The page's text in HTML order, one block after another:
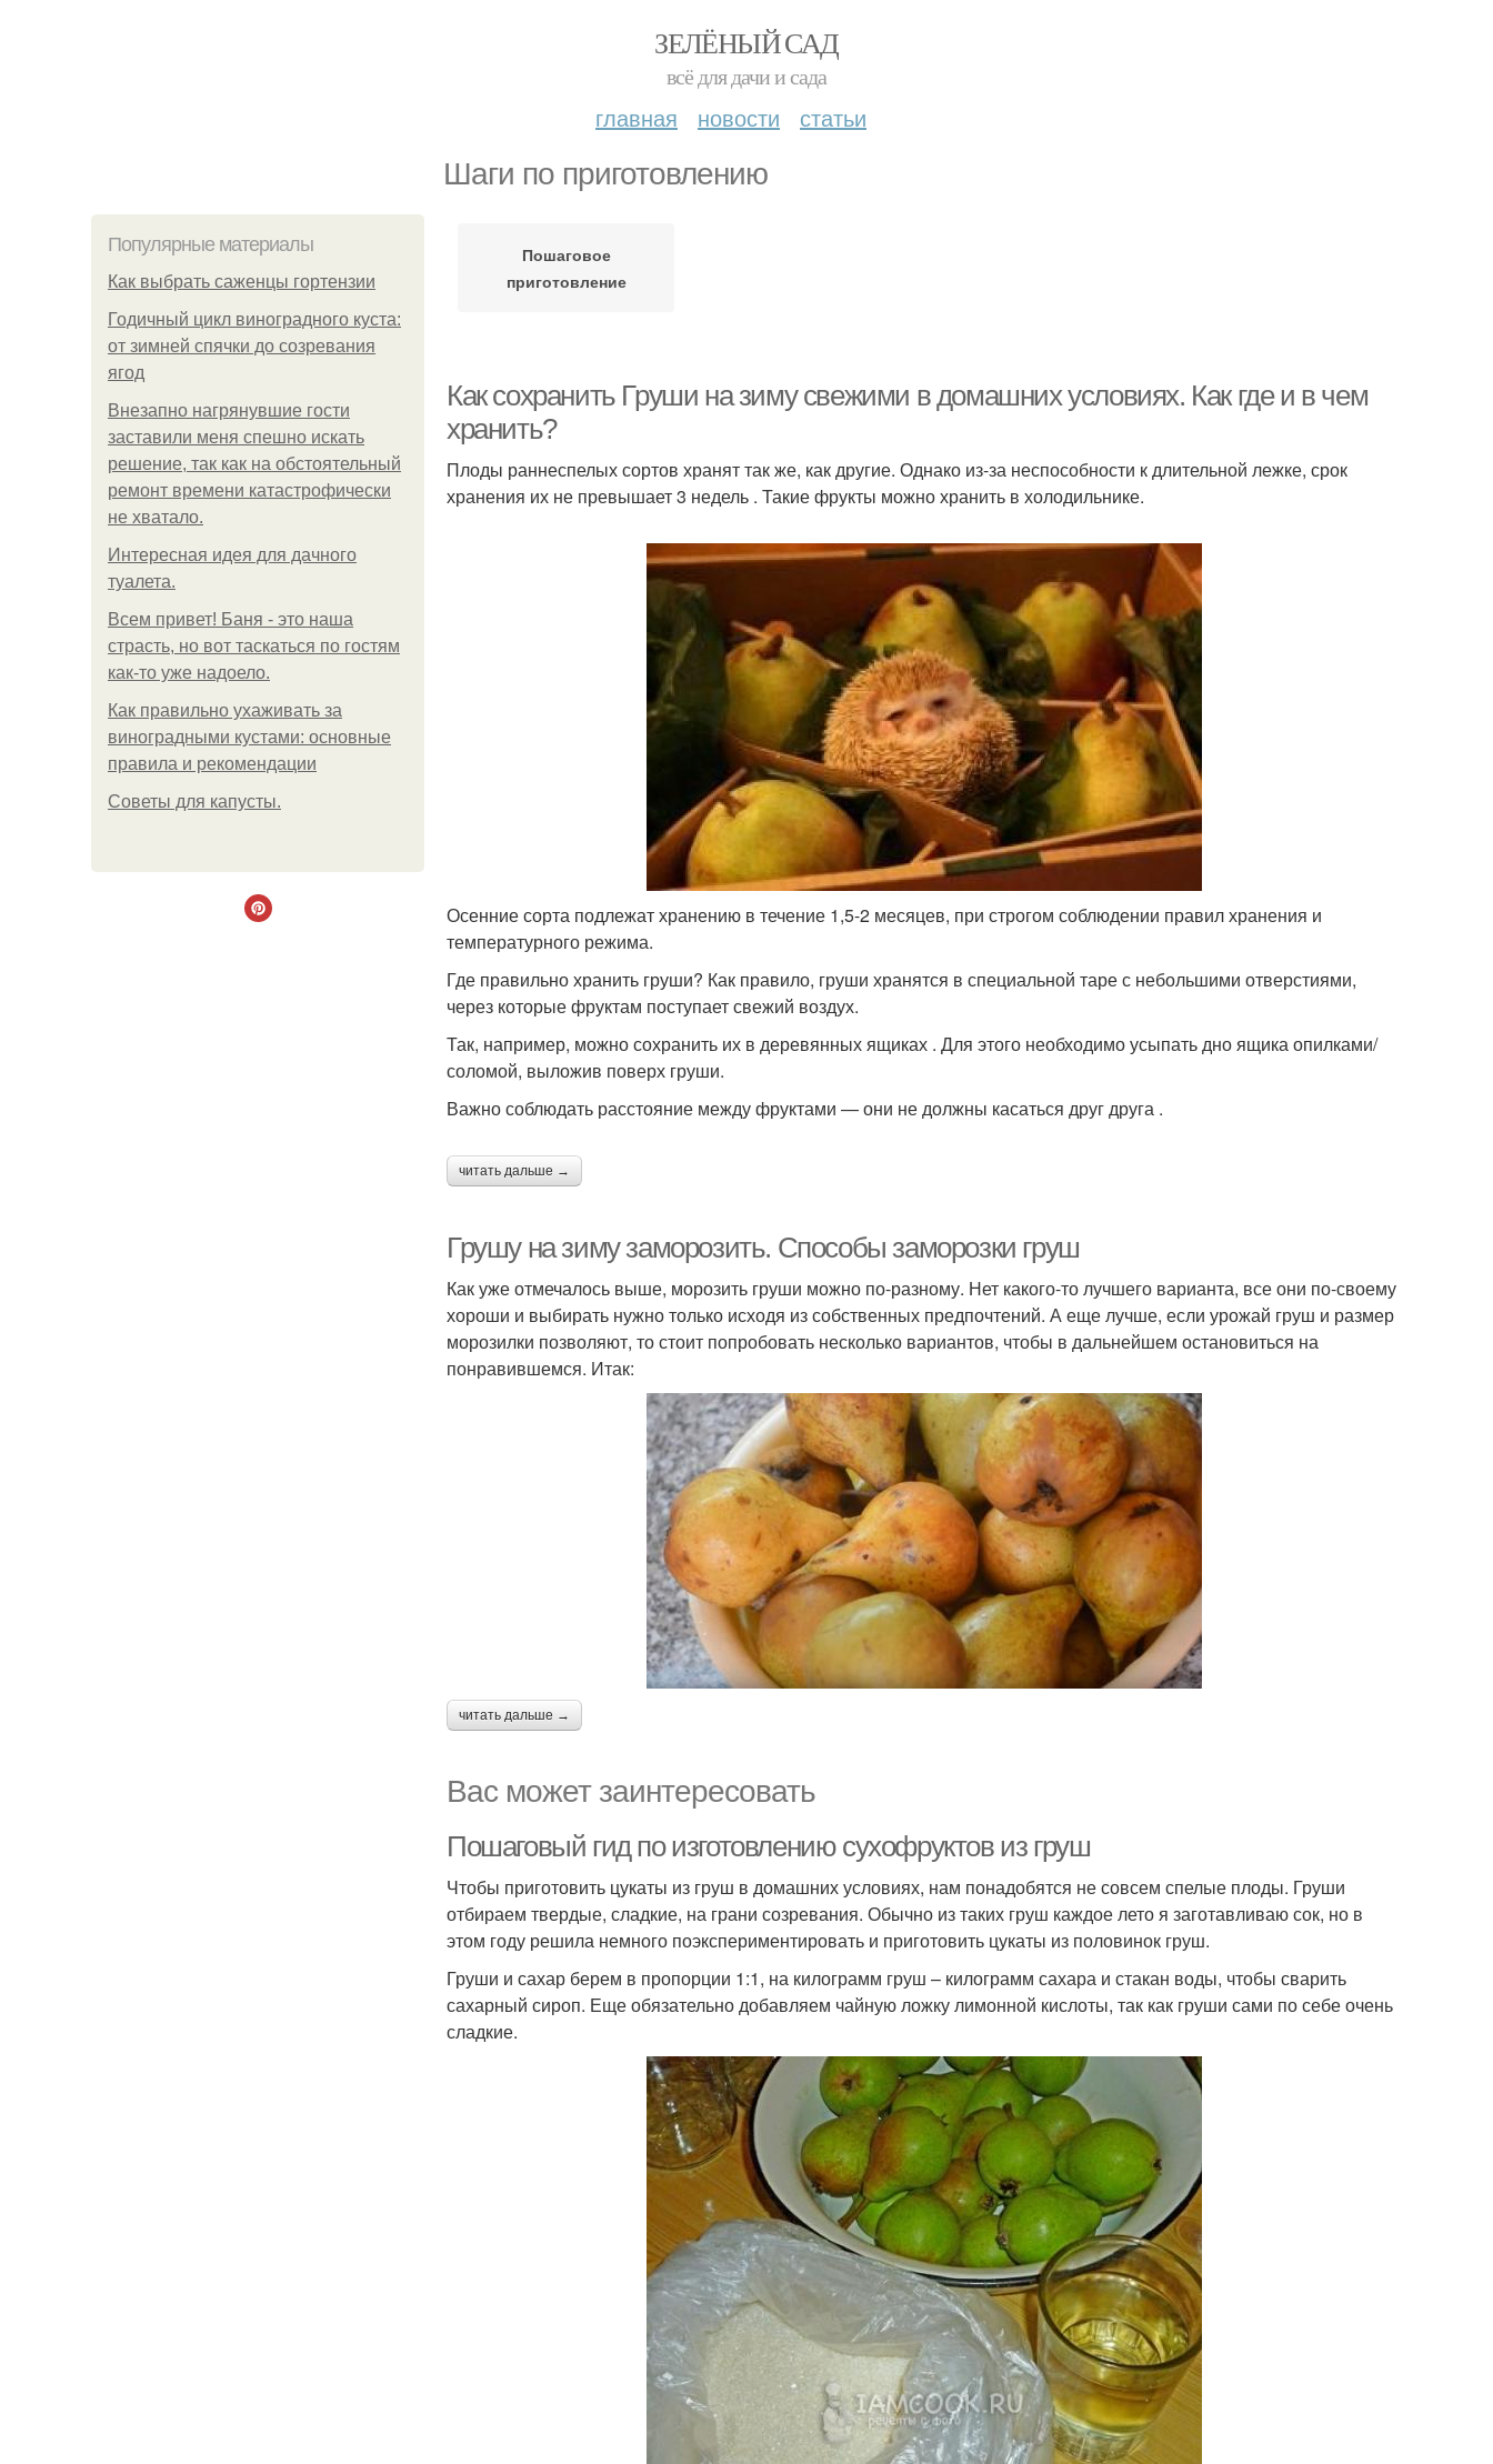
ЗЕЛЁНЫЙ САД
всё для дачи и сада
главная новости статьи
Шаги по приготовлению
Популярные материалы
Как выбрать саженцы гортензии
Годичный цикл виноградного куста:
от зимней спячки до созревания
ягод
Внезапно нагрянувшие гости
заставили меня спешно искать
решение, так как на обстоятельный
ремонт времени катастрофически
не хватало.
Интересная идея для дачного
туалета.
Всем привет! Баня - это наша
страсть, но вот таскаться по гостям
как-то уже надоело.
Как правильно ухаживать за
виноградными кустами: основные
правила и рекомендации
Советы для капусты.
Пошаговое
приготовление
Как сохранить Груши на зиму свежими в домашних условиях. Как где и в чем
хранить?
Плоды раннеспелых сортов хранят так же, как другие. Однако из-за неспособности к длительной лежке, срок
хранения их не превышает 3 недель . Такие фрукты можно хранить в холодильнике.
Осенние сорта подлежат хранению в течение 1,5-2 месяцев, при строгом соблюдении правил хранения и
температурного режима.
Где правильно хранить груши? Как правило, груши хранятся в специальной таре с небольшими отверстиями,
через которые фруктам поступает свежий воздух.
Так, например, можно сохранить их в деревянных ящиках . Для этого необходимо усыпать дно ящика опилками/
соломой, выложив поверх груши.
Важно соблюдать расстояние между фруктами — они не должны касаться друг друга .
читать дальше →
Грушу на зиму заморозить. Способы заморозки груш
Как уже отмечалось выше, морозить груши можно по-разному. Нет какого-то лучшего варианта, все они по-своему
хороши и выбирать нужно только исходя из собственных предпочтений. А еще лучше, если урожай груш и размер
морозилки позволяют, то стоит попробовать несколько вариантов, чтобы в дальнейшем остановиться на
понравившемся. Итак:
читать дальше →
Вас может заинтересовать
Пошаговый гид по изготовлению сухофруктов из груш
Чтобы приготовить цукаты из груш в домашних условиях, нам понадобятся не совсем спелые плоды. Груши
отбираем твердые, сладкие, на грани созревания. Обычно из таких груш каждое лето я заготавливаю сок, но в
этом году решила немного поэкспериментировать и приготовить цукаты из половинок груш.
Груши и сахар берем в пропорции 1:1, на килограмм груш – килограмм сахара и стакан воды, чтобы сварить
сахарный сироп. Еще обязательно добавляем чайную ложку лимонной кислоты, так как груши сами по себе очень
сладкие.